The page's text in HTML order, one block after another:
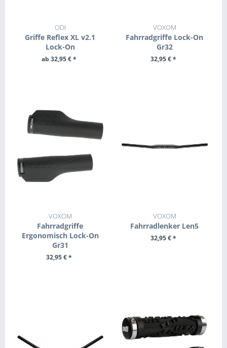
ODI
Griffe Reflex XL v2.1
Lock-On
ab 32,95 € *
VOXOM
Fahrradgriffe Lock-On
Gr32
32,95 € *
VOXOM
Fahrradgriffe
Ergonomisch Lock-On
Gr31
32,95 € *
VOXOM
Fahrradlenker Len5
32,95 € *